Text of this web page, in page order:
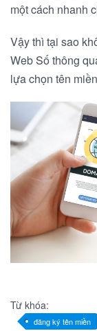
một cách nhanh
Vậy thì tại sao
Web Số thông
lựa chọn tên
Từ khóa:
đăng ký tên miền